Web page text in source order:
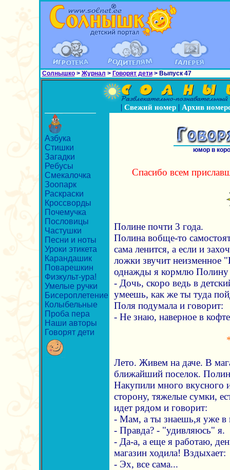
Солнышко> Журнал > Говорят дети> Выпуск 47
| Свежий номер| Архив
Азбука
Стишки
Загадки
Ребусы
Смекалочка
Зоопарк
Раскраски
Кроссворды
Почемучка
Пословицы
Частушки
Песни и ноты
Уроки этикета
Карандашик
Поварешкин
Физкульт-ура!
Умелые ручки
Бисероплетение
Колыбельные
Проба пера
Наши авторы
Говорят дети
юмор в
Спасибо всем
Полине почти 3 года.
Полина вобще-то
сама ленится, а если и
ложки звучит неизменное
однажды я кормлю Полину
- Дочь, скоро ведь в
умеешь, как же ты туда
Поля подумала и говорит:
- Не знаю, наверное в
Лето. Живем на даче. В
ближайший поселок.
Накупили много
сторону, тяжелые сумки,
идет рядом и говорит:
- Мам, а ты знаешь,я уже в
- Правда? - "удивляюсь" я.
- Да-а, а еще я работаю,
магазин ходила! Вздыхает:
- Эх, все сама...